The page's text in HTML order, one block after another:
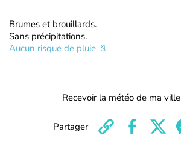
Brumes et brouillards.
Sans précipitations.
Aucun risque de pluie
Recevoir la météo de ma ville
Partager